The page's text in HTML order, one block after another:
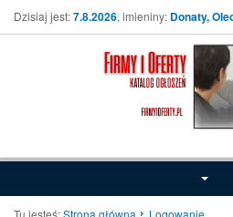
Dzisiaj jest:7.8.2026, imieniny: Donaty,
Tu jesteś:Strona główna Logowanie